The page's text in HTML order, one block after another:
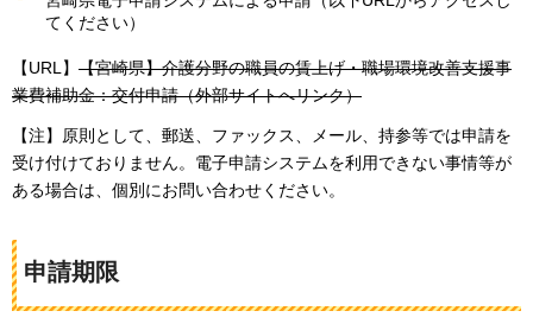
てください）
【URL】 【宮崎県】介護分野の職員の賃上げ・職場環境改善支援事
業費補助金：交付申請（外部サイトへリンク）
【注】原則として、郵送、ファックス、メール、持参等では申請を
受け付けておりません。電子申請システムを利用できない事情等が
ある場合は、個別にお問い合わせください。
申請期限